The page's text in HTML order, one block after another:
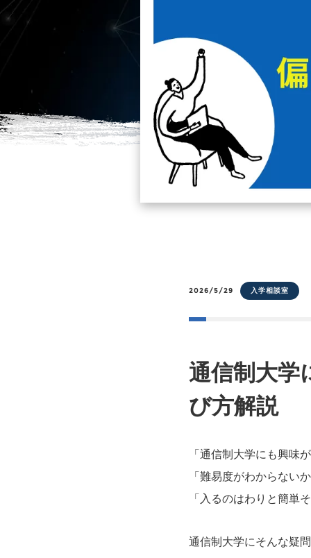
2026/5/29 入学相談室
通信制大学
び方解説
「通信制大学にも興味
「難易度がわからな
「入るのはわりと簡
通信制大学にそんな疑